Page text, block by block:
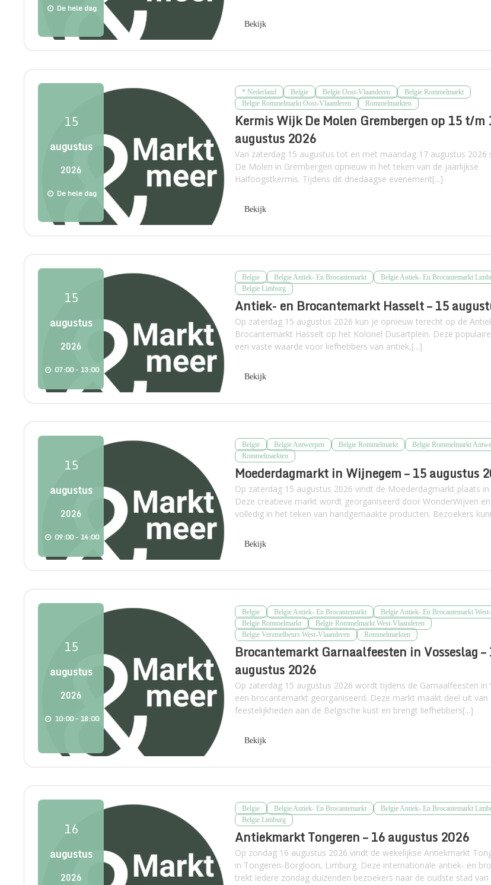
De hele dag
Bekijk
15
augustus
2026
De hele dag
* Nederland Belgie Belgie Oost-Vlaanderen
Belgie Rommelmarkt
Belgie Rommelmarkt Oost-Vlaanderen
Rommelmarkten
Kermis Wijk De Molen Grembergen op 15 t/m
augustus 2026
Van zaterdag 15 augustus tot en met maandag 17 augustus 2026
De Molen in Grembergen opnieuw in het teken van de jaarlijkse
Halfoogstkermis. Tijdens dit driedaagse evenement[...]
Bekijk
15
augustus
2026
07:00 - 13:00
Belgie Belgie Antiek- En Brocantemarkt
Belgie Antiek- En Brocantemarkt
Belgie Limburg
Antiek- en Brocantemarkt Hasselt – 15
Op zaterdag 15 augustus 2026 kun je opnieuw terecht op de
Brocantemarkt Hasselt op het Kolonel Dusartplein. Deze
een vaste waarde voor liefhebbers van antiek,[...]
Bekijk
15
augustus
2026
09:00 - 14:00
Belgie Belgie Antwerpen Belgie Rommelmarkt
Belgie Rommelmarkt
Rommelmarkten
Moederdagmarkt in Wijnegem – 15 augustus
Op zaterdag 15 augustus 2026 vindt de Moederdagmarkt plaats in
Deze creatieve markt wordt georganiseerd door WonderWijven
volledig in het teken van handgemaakte producten. Bezoekers
Bekijk
15
augustus
2026
10:00 - 18:00
Belgie Belgie Antiek- En Brocantemarkt
Belgie Antiek- En Brocantemarkt
Belgie Rommelmarkt
Belgie Rommelmarkt West-Vlaanderen
Belgie Verzmelbeurs West-Vlaanderen
Rommelmarkten
Brocantemarkt Garnaalfeesten in Vosseslag –
augustus 2026
Op zaterdag 15 augustus 2026 wordt tijdens de Garnaalfeesten in
een brocantemarkt georganiseerd. Deze markt maakt deel uit van
feestelijkheden aan de Belgische kust en brengt liefhebbers[...]
Bekijk
16
augustus
2026
Belgie Belgie Antiek- En Brocantemarkt
Belgie Antiek- En Brocantemarkt
Belgie Limburg
Antiekmarkt Tongeren – 16 augustus 2026
Op zondag 16 augustus 2026 vindt de wekelijkse Antiekmarkt
in Tongeren-Borgloon, Limburg. Deze internationale antiek- en
trekt iedere zondag duizenden bezoekers naar de oudste stad van